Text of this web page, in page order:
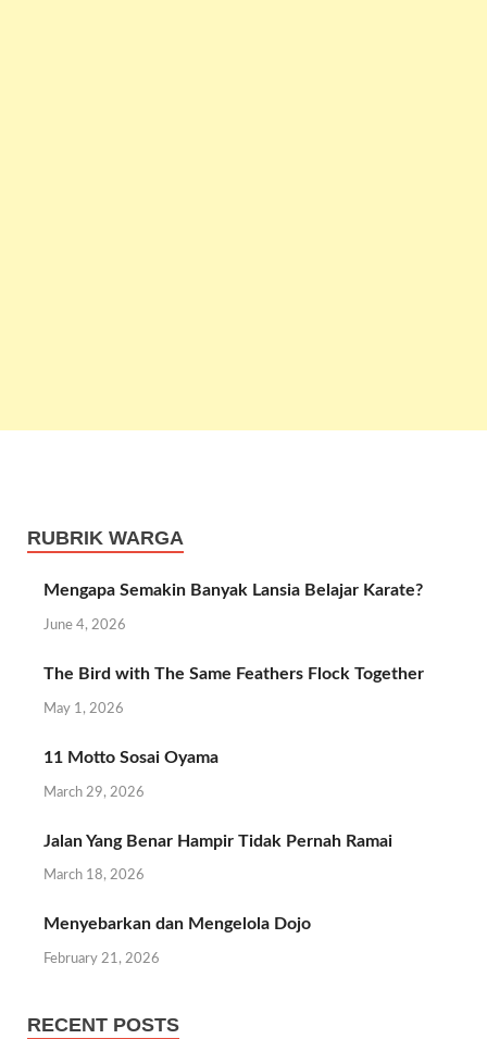
RUBRIK WARGA
Mengapa Semakin Banyak Lansia Belajar Karate?
June 4, 2026
The Bird with The Same Feathers Flock Together
May 1, 2026
11 Motto Sosai Oyama
March 29, 2026
Jalan Yang Benar Hampir Tidak Pernah Ramai
March 18, 2026
Menyebarkan dan Mengelola Dojo
February 21, 2026
RECENT POSTS